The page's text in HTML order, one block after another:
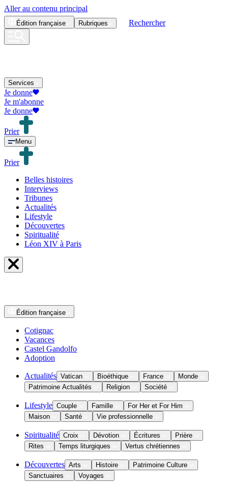
Aller au contenu principal
Édition française Rubriques Rechercher
Services
Je donne
Je m'abonne
Je donne
Prier
Menu
Prier
Belles histoires
Interviews
Tribunes
Actualités
Lifestyle
Découvertes
Spiritualité
Léon XIV à Paris
Édition française
Cotignac
Vacances
Castel Gandolfo
Adoption
Actualités Vatican Bioéthique France
Monde
Patrimoine Actualités
Religion Société
Lifestyle Couple Famille
For Her et For Him
Maison
Santé Vie professionnelle
Spiritualité Croix Dévotion Écritures
Prière
Rites
Temps liturgiques Vertus chrétiennes
Découvertes Arts Histoire
Patrimoine Culture
Sanctuaires
Voyages